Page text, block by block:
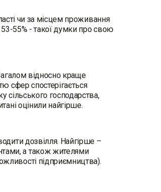
чи за місцем проживання
55% - такої думки про свою
відносно краще
сфер спостерігається
сільського господарства,
оцінили найгірше.
дозвілля. Найгірше –
а також жителями
підприємництва).